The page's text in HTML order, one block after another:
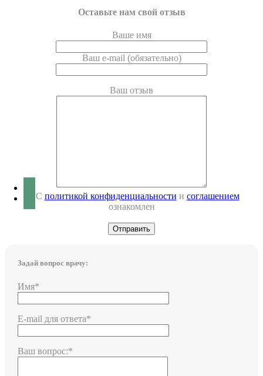
Оставьте нам свой отзыв
Ваше имя
Ваш e-mail (обязательно)
Ваш отзыв
С политикой конфиденциальности и соглашением
ознакомлен
Задай вопрос врачу:
Имя*
E-mail для ответа*
Ваш вопрос:*